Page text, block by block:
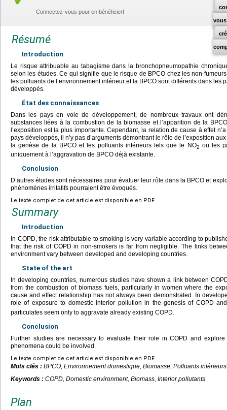
vous
Connectez-vous pour en bénéficier!
Résumé
Introduction
Le risque attribuable au tabagisme dans la bronchopneumopathie
selon les études. Ce qui signifie que le risque de BPCO chez les non-
les polluants de l’environnement intérieur et la BPCO sont différents dans les
développés.
État des connaissances
Dans les pays en voie de développement, de nombreux travaux ont
substances liées à la combustion de la biomasse et l’apparition de la
l’exposition est la plus importante. Cependant, la relation de cause à effet
pays développés, il n’y pas d’arguments démontrant le rôle de l’exposition
la genèse de la BPCO et les polluants intérieurs tels que le NO2 ou les
uniquement à l’aggravation de BPCO déjà existante.
Conclusion
D’autres études sont nécessaires pour évaluer leur rôle dans la BPCO et
phénomènes irritatifs pourraient être évoqués.
Le texte complet de cet article est disponible en PDF.
Summary
Introduction
In COPD, the risk attributable to smoking is very variable according to
that the risk of COPD in non-smokers is far from negligible. The links
environment vary between developed and developing countries.
State of the art
In developing countries, numerous studies have shown a link between
from the combustion of biomass fuels, particularly in women where the
cause and effect relationship has not always been demonstrated. In
role of exposure to domestic interior pollution in the genesis of COPD
particulates seem only to aggravate already existing COPD.
Conclusion
Further studies are necessary to evaluate their role in COPD and
phenomena could be involved.
Le texte complet de cet article est disponible en PDF.
Mots clés : BPCO, Environnement domestique, Biomasse, Polluants intérieurs
Keywords : COPD, Domestic environment, Biomass, Interior pollutants
Plan